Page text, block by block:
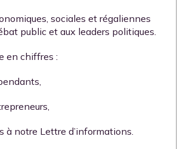
sociales et régaliennes
public et aux leaders politiques.
en chiffres :
à notre Lettre d’informations.